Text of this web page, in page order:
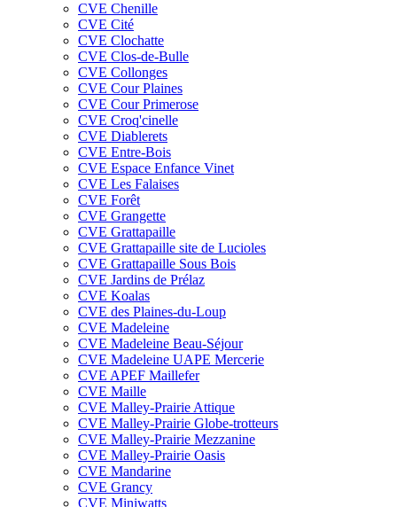
CVE Chenille
CVE Cité
CVE Clochatte
CVE Clos-de-Bulle
CVE Collonges
CVE Cour Plaines
CVE Cour Primerose
CVE Croq'cinelle
CVE Diablerets
CVE Entre-Bois
CVE Espace Enfance Vinet
CVE Les Falaises
CVE Forêt
CVE Grangette
CVE Grattapaille
CVE Grattapaille site de Lucioles
CVE Grattapaille Sous Bois
CVE Jardins de Prélaz
CVE Koalas
CVE des Plaines-du-Loup
CVE Madeleine
CVE Madeleine Beau-Séjour
CVE Madeleine UAPE Mercerie
CVE APEF Maillefer
CVE Maille
CVE Malley-Prairie Attique
CVE Malley-Prairie Globe-trotteurs
CVE Malley-Prairie Mezzanine
CVE Malley-Prairie Oasis
CVE Mandarine
CVE Grancy
CVE Miniwatts